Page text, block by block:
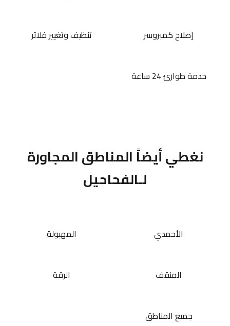
إصلاح كمبروسر تنظيف وتغيير فلاتر
خدمة طوارئ 24 ساعة
نغطي أيضاً المناطق المجاورة
لـالفحاحيل
الأحمدي المهبولة
المنقف الرقة
جميع المناطق